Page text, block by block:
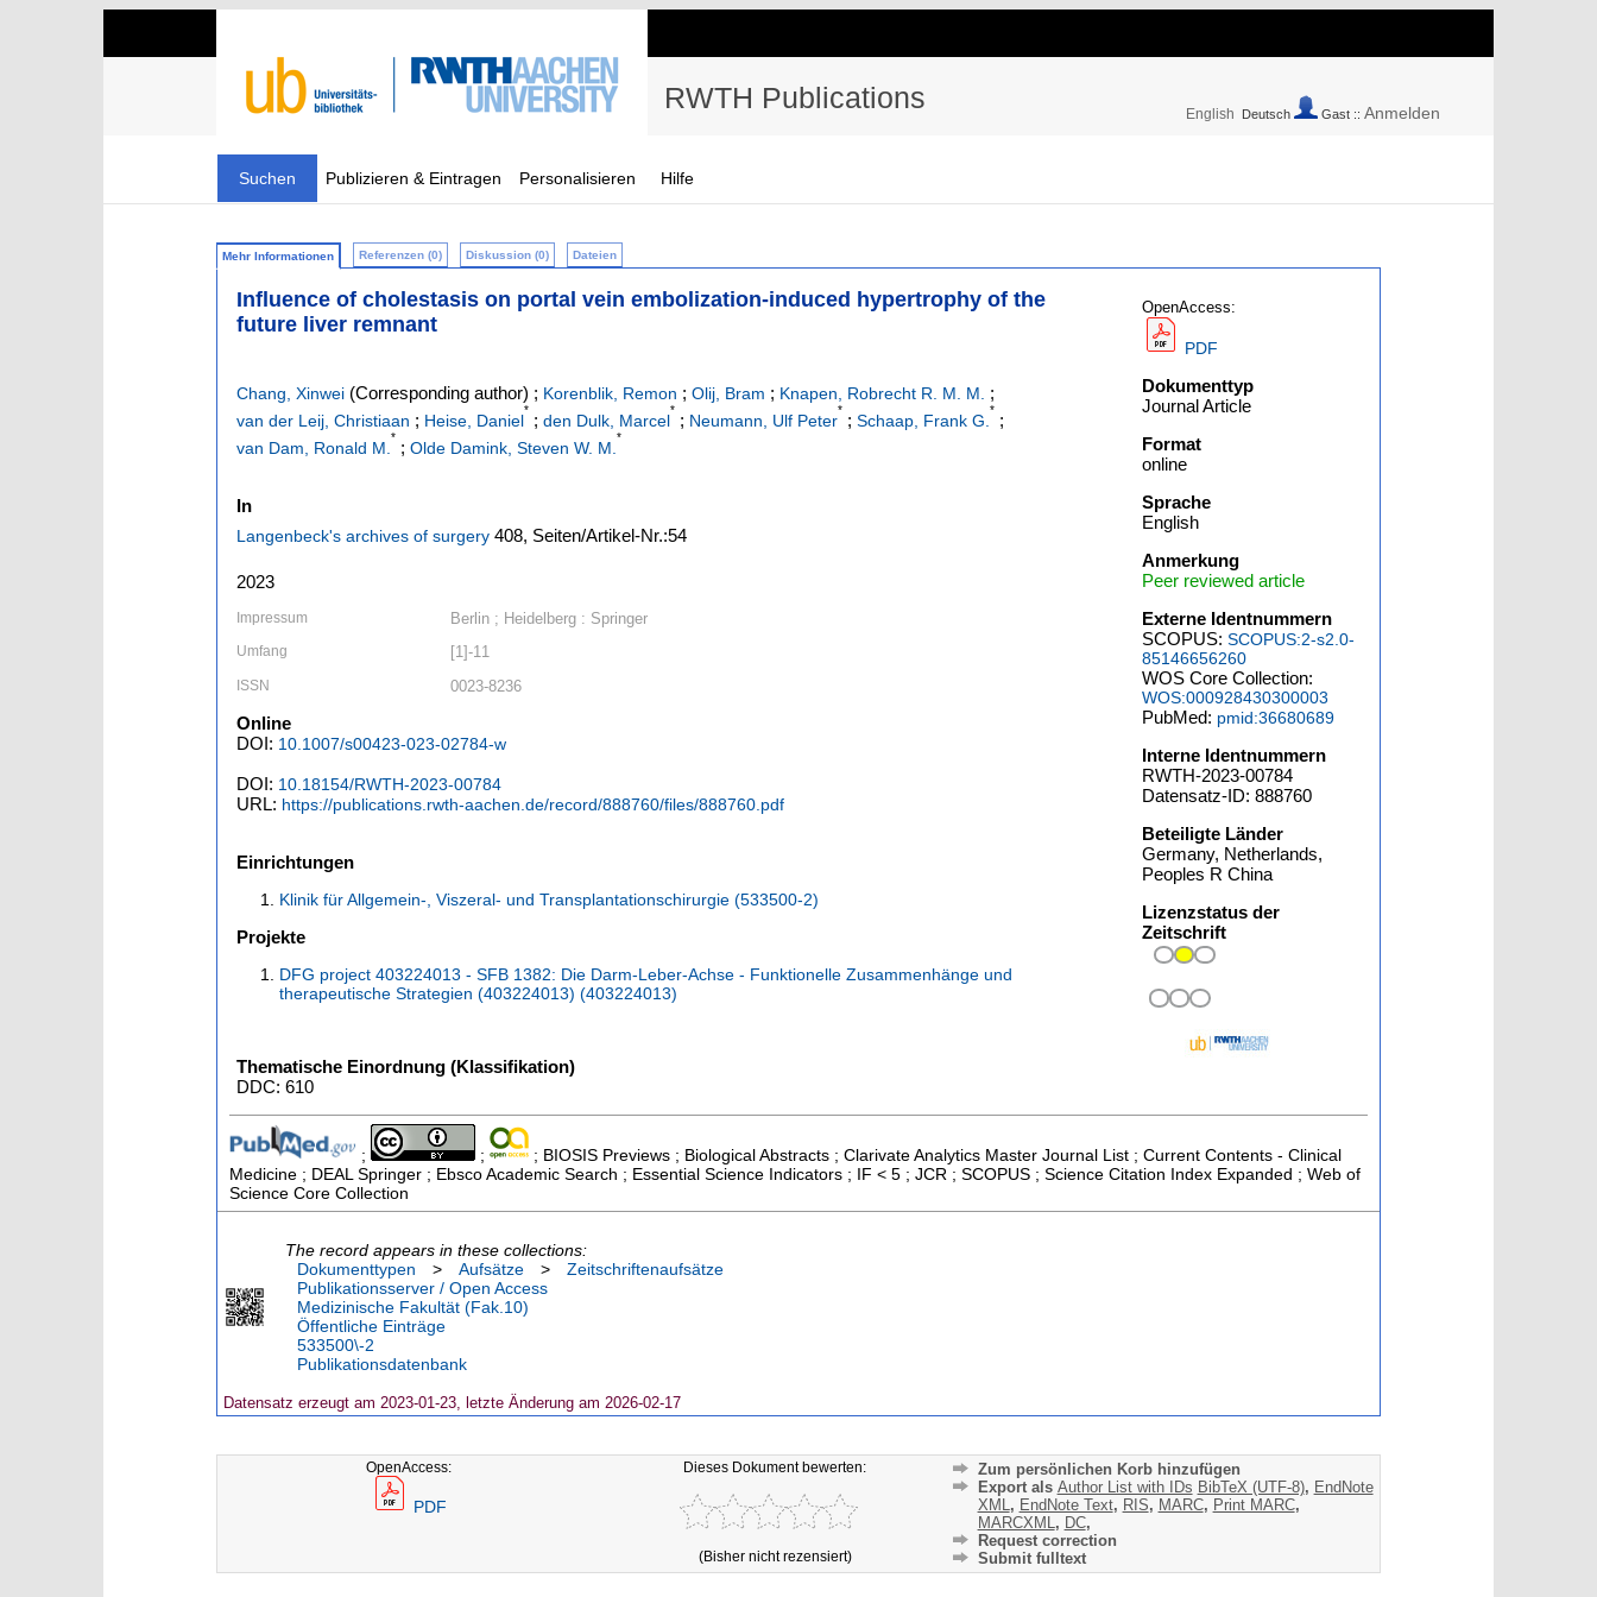
RWTH Publications English Deutsch Gast :: Anmelden
Suchen Publizieren & Eintragen Personalisieren Hilfe
Mehr Informationen Referenzen (0) Diskussion (0) Dateien
Influence of cholestasis on portal vein embolization-induced hypertrophy of the
future liver remnant
Chang, Xinwei (Corresponding author) ; Korenblik, Remon ; Olij, Bram ; Knapen, Robrecht R. M. M. ;
van der Leij, Christiaan ; Heise, Daniel
*
; den Dulk, Marcel
*
; Neumann, Ulf Peter
*
; Schaap, Frank G.
*
;
van Dam, Ronald M.
*
; Olde Damink, Steven W. M.
*
In
Langenbeck's archives of surgery 408, Seiten/Artikel-Nr.:54
2023
Impressum Berlin ; Heidelberg : Springer
Umfang [1]-11
ISSN 0023-8236
Online
DOI: 10.1007/s00423-023-02784-w
DOI: 10.18154/RWTH-2023-00784
URL: https://publications.rwth-aachen.de/record/888760/files/888760.pdf
Einrichtungen
Klinik für Allgemein-, Viszeral- und Transplantationschirurgie (533500-2)
Projekte
DFG project 403224013 - SFB 1382: Die Darm-Leber-Achse - Funktionelle Zusammenhänge und
therapeutische Strategien (403224013) (403224013)
Thematische Einordnung (Klassifikation)
DDC: 610
OpenAccess:
PDF
Dokumenttyp
Journal Article
Format
online
Sprache
English
Anmerkung
Peer reviewed article
Externe Identnummern
SCOPUS:SCOPUS:2-s2.0-
85146656260
WOS Core Collection:
WOS:000928430300003
PubMed: pmid:36680689
Interne Identnummern
RWTH-2023-00784
Datensatz-ID: 888760
Beteiligte Länder
Germany, Netherlands,
Peoples R China
Lizenzstatus der
Zeitschrift
; ;
; BIOSIS Previews ; Biological Abstracts ; Clarivate Analytics Master Journal List ; Current Contents - Clinical
Medicine ; DEAL Springer ; Ebsco Academic Search ; Essential Science Indicators ; IF < 5 ; JCR ; SCOPUS ; Science Citation Index Expanded ; Web of
Science Core Collection
The record appears in these collections:
Dokumenttypen
> Aufsätze >
Zeitschriftenaufsätze
Publikationsserver / Open Access
Medizinische Fakultät (Fak.10)
Öffentliche Einträge
533500\-2
Publikationsdatenbank
Datensatz erzeugt am 2023-01-23, letzte Änderung am 2026-02-17
OpenAccess:
PDF
Dieses Dokument bewerten:
(Bisher nicht rezensiert)
Zum persönlichen Korb hinzufügen
Export als Author List with IDs BibTeX (UTF-8), EndNote
XML , EndNote Text, RIS, MARC, Print MARC,
MARCXML , DC,
Request correction
Submit fulltext